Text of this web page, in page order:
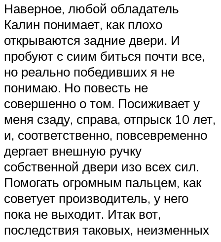
Наверное, любой обладатель
Калин понимает, как плохо
открываются задние двери. И
пробуют с сиим биться почти все,
но реально победивших я не
понимаю. Но повесть не
совершенно о том. Посиживает у
меня сзаду, справа, отпрыск 10 лет,
и, соответственно, повсевременно
дергает внешную ручку
собственной двери изо всех сил.
Помогать огромным пальцем, как
советует производитель, у него
пока не выходит. Итак вот,
последствия таковых, неизменных